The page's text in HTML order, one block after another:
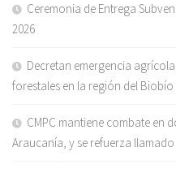
Ceremonia de Entrega
2026
Decretan emergencia
forestales en la región del Biobío
CMPC mantiene combate en
Araucanía, y se refuerza